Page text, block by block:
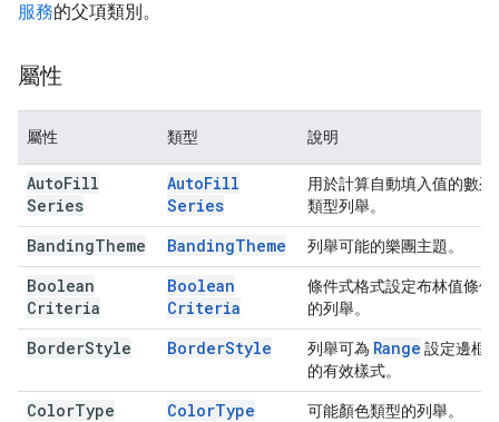
服務的父項類別。
屬性
屬性 類型 說明
AutoFill
Series
AutoFill
Series
用於計算自動填入值的數列
類型列舉。
BandingTheme BandingTheme 列舉可能的樂團主題。
Boolean
Criteria
Boolean
Criteria
條件式格式設定布林值條件
的列舉。
BorderStyle BorderStyle 列舉可為 Range 設定邊框
的有效樣式。
ColorType ColorType 可能顏色類型的列舉。